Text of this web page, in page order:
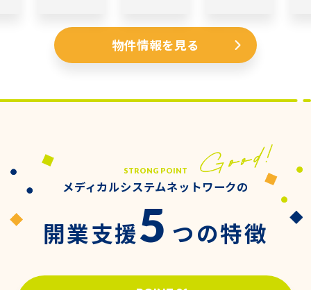
物件情報を見る
STRONG POINT
メディカルシステムネットワークの
開業支援5 つの特徴